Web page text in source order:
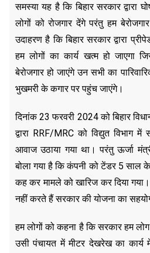
समस्या यह है कि बिहार सरकार द्वारा
लोगों को रोजगार देंगे परंतु हम
उदाहरण है कि बिहार सरकार द्वारा
हम लोगों का कार्य खत्म हो जाएगा
बेरोजगार हो जाएंगे उन सभी का
भुखमरी के कगार पर पहुंच जाएंगे।
दिनांक 23 फरवरी 2024 को बिहार
द्वारा RRF/MRC को विद्युत विभाग
आवाज उठाया गया था। परंतु ऊर्जा
बोला गया है कि कंपनी को टेंडर 5 साल के
कह कर मामले को खारिज कर दिया गया।
नहीं करते हैं सरकार की योजना का
हम लोगों को कहना है कि सरकार हम
उसी पंचायत में मीटर देखरेख का कार्य